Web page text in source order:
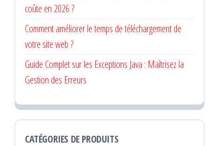
coûte en 2026 ?
Comment améliorer le temps de téléchargement de
votre site web ?
Guide Complet sur les Exceptions Java : Maîtrisez la
Gestion des Erreurs
CATÉGORIES DE PRODUITS